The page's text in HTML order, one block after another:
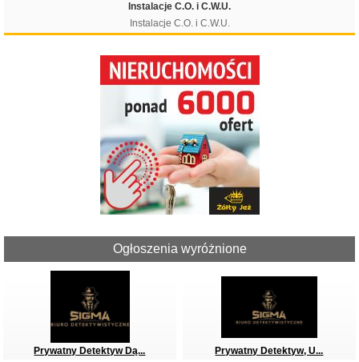
Instalacje C.O. i C.W.U.
Instalacje C.O. i C.W.U.
Ogłoszenia wyróżnione
Prywatny Detektyw Dą... Prywatny Detektyw, U...